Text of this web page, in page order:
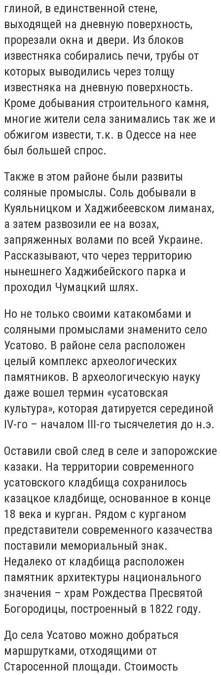
глиной, в единственной стене,
выходящей на дневную поверхность,
прорезали окна и двери. Из блоков
известняка собирались печи, трубы от
которых выводились через толщу
известняка на дневную поверхность.
Кроме добывания строительного камня,
многие жители села занимались так же и
обжигом извести, т.к. в Одессе на нее
был большей спрос.
Также в этом районе были развиты
соляные промыслы. Соль добывали в
Куяльницком и Хаджибеевском лиманах,
а затем развозили ее на возах,
запряженных волами по всей Украине.
Рассказывают, что через территорию
нынешнего Хаджибейского парка и
проходил Чумацкий шлях.
Но не только своими катакомбами и
соляными промыслами знаменито село
Усатово. В районе села расположен
целый комплекс археологических
памятников. В археологическую науку
даже вошел термин «усатовская
культура», которая датируется серединой
IV-го – началом III-го тысячелетия до н.э.
Оставили свой след в селе и запорожские
казаки. На территории современного
усатовского кладбища сохранилось
казацкое кладбище, основанное в конце
18 века и курган. Рядом с курганом
представители современного казачества
поставили мемориальный знак.
Недалеко от кладбища расположен
памятник архитектуры национального
значения – храм Рождества Пресвятой
Богородицы, построенный в 1822 году.
До села Усатово можно добраться
маршрутками, отходящими от
Старосенной площади. Стоимость